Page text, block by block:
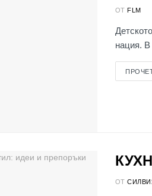
ОТ FLM
нация. В
ОТ